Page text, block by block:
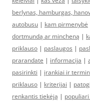
berlynas, hamburgas,
autobusu | kam pirmenybė
dortmundą ar mincheną |
priklauso | paslaugos |
prarandate | informacija |
pasirinkti | įrankiai ir
priklauso | kriterijai |
renkantis tiekėją |